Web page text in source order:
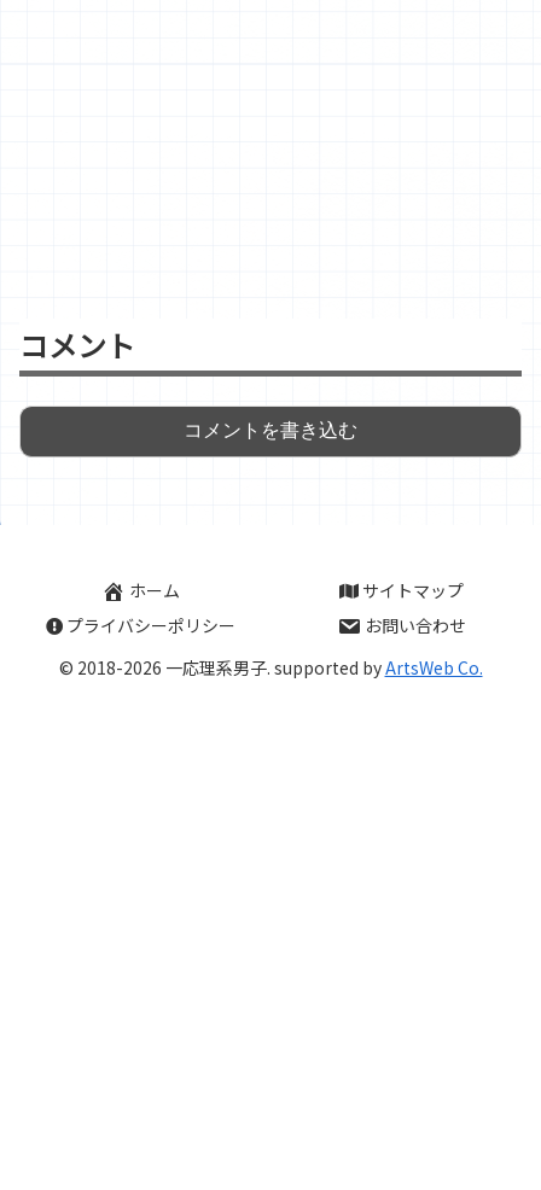
コメント
コメントを書き込む
ホーム
サイトマップ
プライバシーポリシー
お問い合わせ
© 2018-2026 一応理系男子. supported byArtsWeb Co.